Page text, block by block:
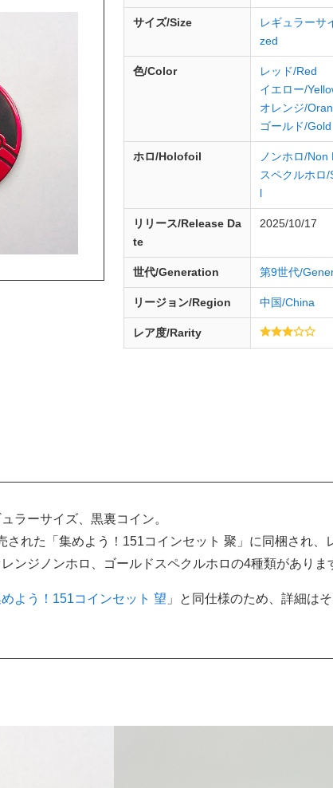
サイズ/Size
レギュラーサ
zed
色/Color
レッド/Red
イエロー/
オレンジ/
ゴールド/Gold
ホロ/Holofoil
ノンホロ/Non
スペクルホロ
l
リリース/ReleaseDa
te
2025/10/17
世代/Generation 第9世代/
リージョン/Region 中国/China
レア度/Rarity
ラーサイズ、黒裏コイン。
された「集めよう！151コインセット 聚」に同梱され、
ンジノンホロ、ゴールドスペクルホロの4種類がありま
よう！151コインセット 望 」と同仕様のため、詳細は